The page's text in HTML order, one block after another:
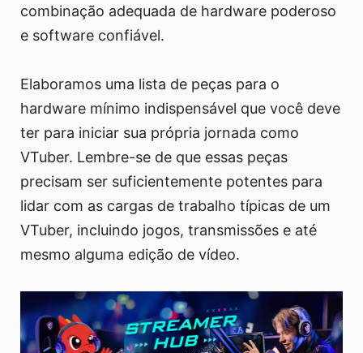
combinação adequada de hardware poderoso
e software confiável.
Elaboramos uma lista de peças para o
hardware mínimo indispensável que você deve
ter para iniciar sua própria jornada como
VTuber. Lembre-se de que essas peças
precisam ser suficientemente potentes para
lidar com as cargas de trabalho típicas de um
VTuber, incluindo jogos, transmissões e até
mesmo alguma edição de vídeo.